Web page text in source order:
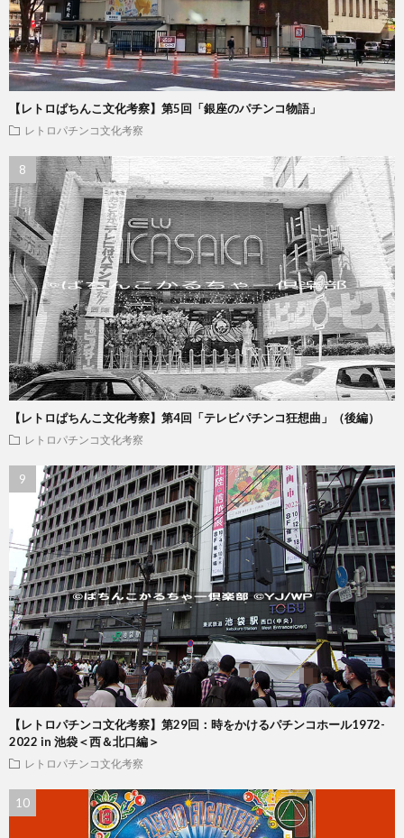
【レトロぱちんこ文化考察】第5回「銀座のパチンコ物語」
レトロパチンコ文化考察
【レトロぱちんこ文化考察】第4回「テレビパチンコ狂想曲」（後編）
レトロパチンコ文化考察
【レトロパチンコ文化考察】第29回：時をかけるパチンコホール1972-
2022 in 池袋＜西＆北口編＞
レトロパチンコ文化考察